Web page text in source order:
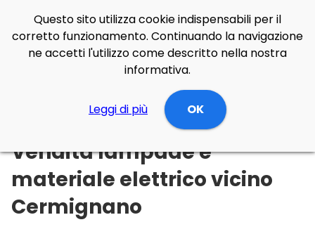
Illuminazione Online Abruzzo Teramo
Vendita lampade e
materiale elettrico vicino
Cermignano
Questo sito utilizza cookie indispensabili per il
corretto funzionamento. Continuando la navigazione
ne accetti l'utilizzo come descritto nella nostra
informativa.
Leggi di più OK